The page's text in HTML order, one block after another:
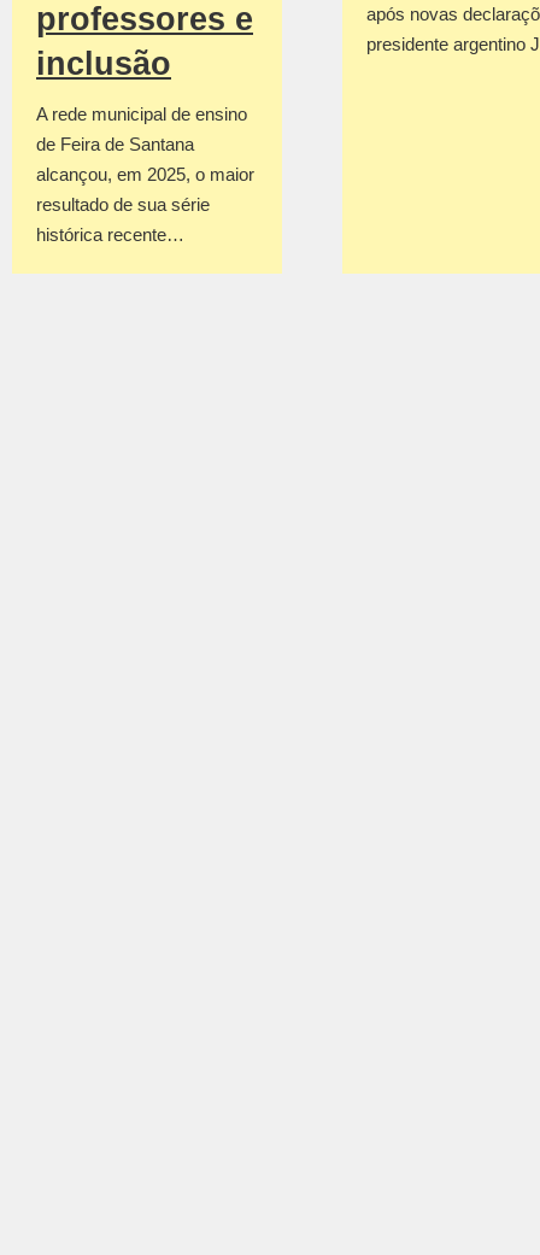
professores e
inclusão
A rede municipal de ensino
de Feira de Santana
alcançou, em 2025, o maior
resultado de sua série
histórica recente…
após novas
presidente argentino